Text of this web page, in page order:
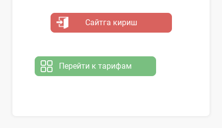
Сайтга кириш
Перейти к тарифам